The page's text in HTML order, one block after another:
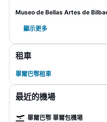
Museo de Bellas Artes de
顯示更多
租車
畢爾巴鄂租車
最近的機場
畢爾巴鄂 畢爾包機場